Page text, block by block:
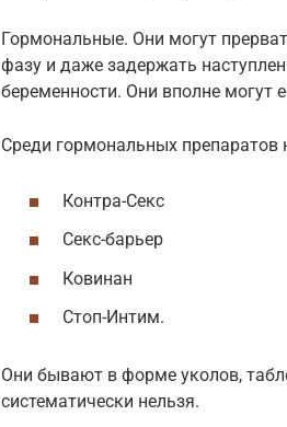
Гормональные. Они могут
фазу и даже задержать
беременности. Они вполне могут
Среди гормональных препаратов
Контра-Секс
Секс-барьер
Ковинан
Стоп-Интим.
Они бывают в форме уколов,
систематически нельзя.